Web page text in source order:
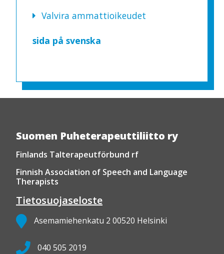
Valvira ammattioikeudet
sida på svenska
Suomen Puheterapeuttiliitto ry
Finlands Talterapeutförbund rf
Finnish Association of Speech and Language
Therapists
Tietosuojaseloste
Asemamiehenkatu 2 00520 Helsinki
040 505 2019